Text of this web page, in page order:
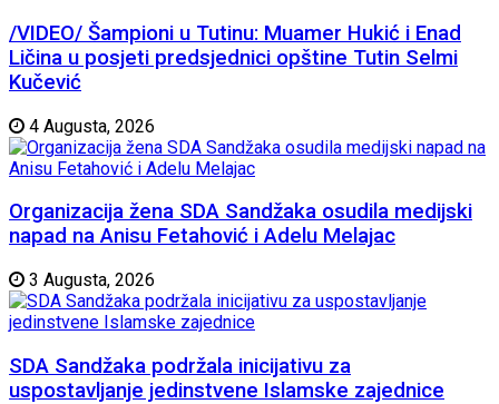
/VIDEO/ Šampioni u Tutinu: Muamer Hukić i Enad
Ličina u posjeti predsjednici opštine Tutin Selmi
Kučević
4 Augusta, 2026
Organizacija žena SDA Sandžaka osudila medijski
napad na Anisu Fetahović i Adelu Melajac
3 Augusta, 2026
SDA Sandžaka podržala inicijativu za
uspostavljanje jedinstvene Islamske zajednice